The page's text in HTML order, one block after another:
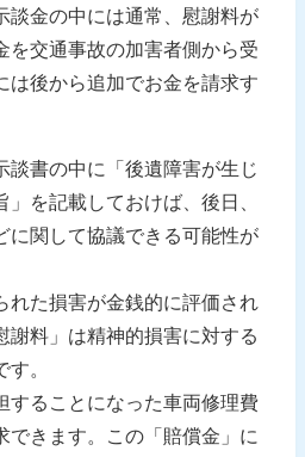
談金の中には通常、慰謝料が
を交通事故の加害者側から受
は後から追加でお金を請求す
談書の中に「後遺障害が生じ
を記載しておけば、後日、
に関して協議できる可能性が
れた損害が金銭的に評価され
謝料」は精神的損害に対する
。
することになった車両修理費
できます。この「賠償金」に